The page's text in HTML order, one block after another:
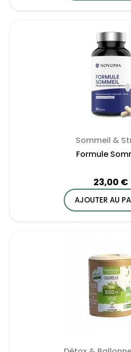
Sommeil &
Formule
23,00 €
AJOUTER AU